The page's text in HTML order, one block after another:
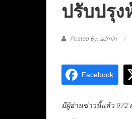
ปรับปรุง
Posted By: admin
Facebook
มีผู้อ่านข่าวนี้แล้ว 972